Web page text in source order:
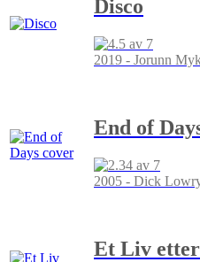
Disco
2019 - Jorunn
End of
2005 - Dick
Et Liv etter